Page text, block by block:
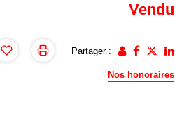
Vendu
Partager :
Nos honoraires